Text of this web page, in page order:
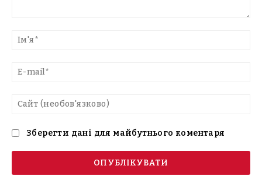
текст
Зберегти дані для майбутнього коментаря